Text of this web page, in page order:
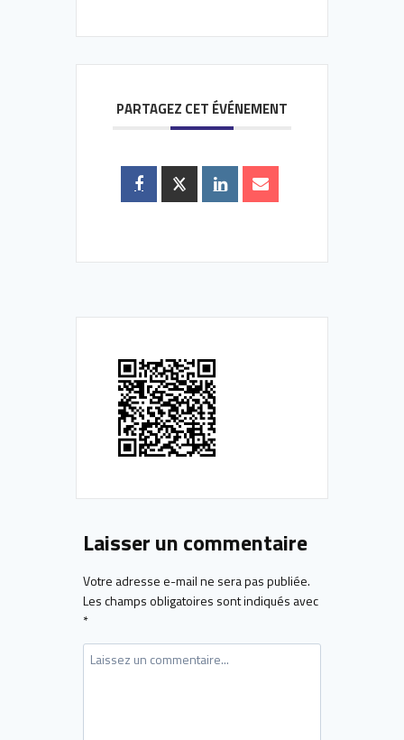
PARTAGEZ CET ÉVÉNEMENT
Laisser un commentaire
Votre adresse e-mail ne sera pas publiée.
Les champs obligatoires sont indiqués avec
*